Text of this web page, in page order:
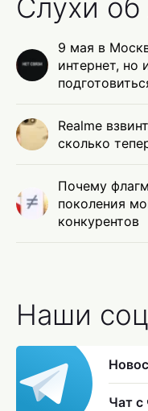
Слухи об
9 мая в
интернет, но
Realme
сколько
Почему
поколения
конкурентов
Наши
Чат с